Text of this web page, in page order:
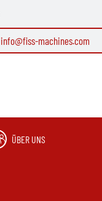
info@fiss-machines.com
ÜBER UNS